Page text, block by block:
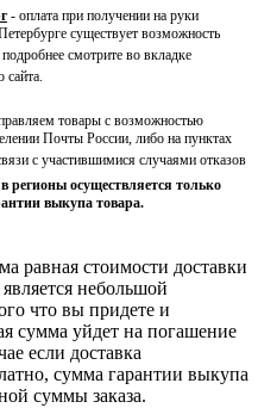
- оплата при получении на руки
существует возможность
смотрите во вкладке
товары с возможностью
Почты России, либо на пунктах
с участившимися случаями отказов
регионы осуществляется только
выкупа товара.
равная стоимости доставки
небольшой
что вы придете и
сумма уйдет на погашение
если доставка
сумма гарантии выкупа
суммы заказа.